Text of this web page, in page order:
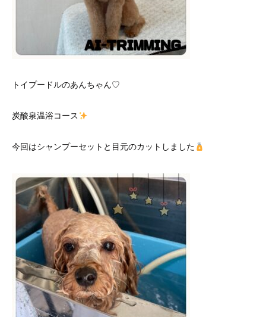
トイプードルのあんちゃん♡
炭酸泉温浴コース
今回はシャンプーセットと目元のカットしました